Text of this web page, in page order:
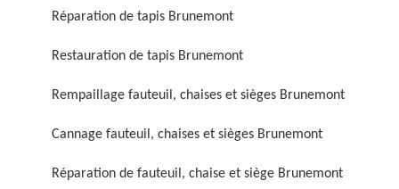
chaise et siège 59
chaise et siège 59
Réparation de tapis Brunemont
Restauration de tapis Brunemont
Rempaillage fauteuil, chaises et sièges Brunemont
Cannage fauteuil, chaises et sièges Brunemont
Réparation de fauteuil, chaise et siège Brunemont